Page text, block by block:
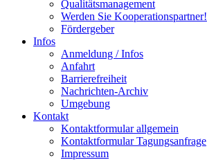
Qualitätsmanagement
Werden Sie Kooperationspartner!
Fördergeber
Infos
Anmeldung / Infos
Anfahrt
Barrierefreiheit
Nachrichten-Archiv
Umgebung
Kontakt
Kontaktformular allgemein
Kontaktformular Tagungsanfrage
Impressum